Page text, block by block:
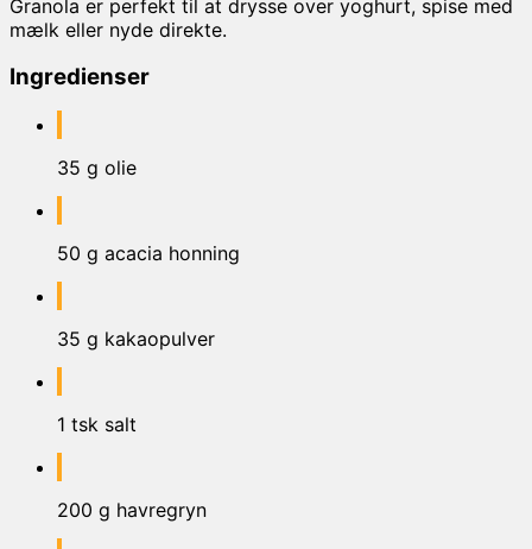
Granola er perfekt til at drysse over yoghurt, spise med
mælk eller nyde direkte.
Ingredienser
35 g olie
50 g acacia honning
35 g kakaopulver
1 tsk salt
200 g havregryn